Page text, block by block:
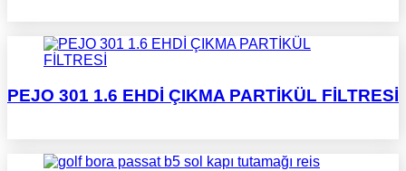
PEJO 301 1.6 EHDİ ÇIKMA PARTİKÜL FİLTRESİ